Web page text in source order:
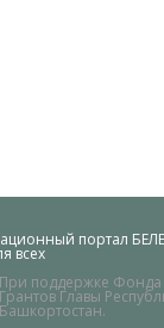
портал
всех
При поддержке Фонда
Грантов Главы
Башкортостан.